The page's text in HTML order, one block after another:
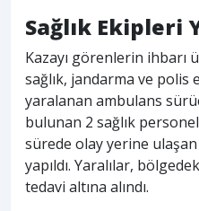
Sağlık Ekipleri
Kazayı görenlerin ihbarı
sağlık, jandarma ve polis
yaralanan ambulans
bulunan 2 sağlık
sürede olay yerine
yapıldı. Yaralılar,
tedavi altına alındı.